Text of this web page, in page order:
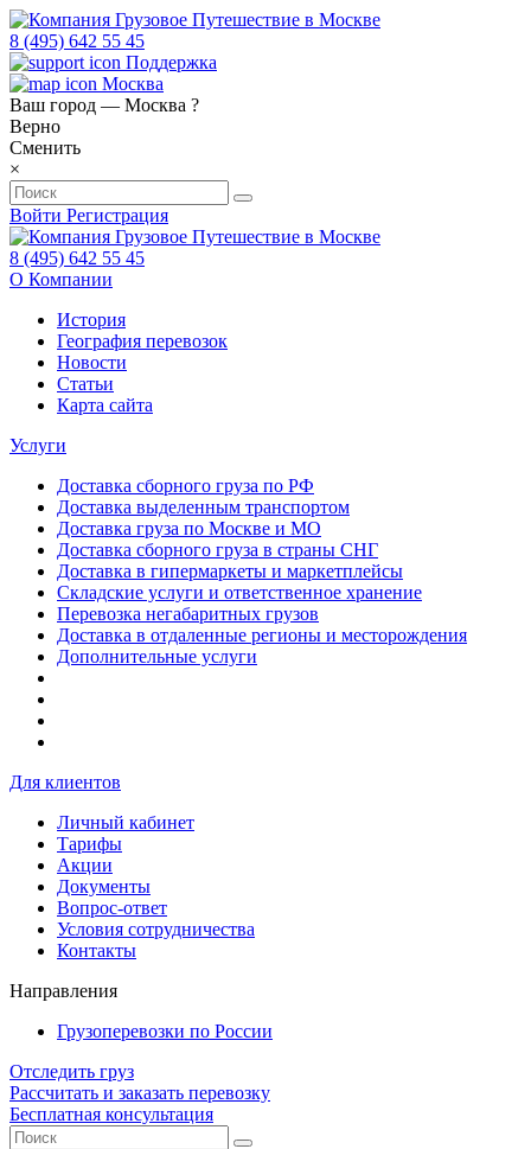
8 (495) 642 55 45
Поддержка
Москва
Ваш город — Москва ?
Верно
Сменить
×
Войти Регистрация
8 (495) 642 55 45
О Компании
История
География перевозок
Новости
Статьи
Карта сайта
Услуги
Доставка сборного груза по РФ
Доставка выделенным транспортом
Доставка груза по Москве и МО
Доставка сборного груза в страны СНГ
Доставка в гипермаркеты и маркетплейсы
Складские услуги и ответственное хранение
Перевозка негабаритных грузов
Доставка в отдаленные регионы и месторождения
Дополнительные услуги
Для клиентов
Личный кабинет
Тарифы
Акции
Документы
Вопрос-ответ
Условия сотрудничества
Контакты
Направления
Грузоперевозки по России
Отследить груз
Рассчитать и заказать перевозку
Бесплатная консультация